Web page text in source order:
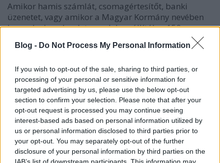
Blog - Do Not Process My Personal Information
If you wish to opt-out of the sale, sharing to third parties, or
processing of your personal or sensitive information for
targeted advertising by us, please use the below opt-out
section to confirm your selection. Please note that after your
opt-out request is processed you may continue seeing
interest-based ads based on personal information utilized by
us or personal information disclosed to third parties prior to
your opt-out. You may separately opt-out of the further
disclosure of your personal information by third parties on the
IAB’s list of downstream participants. This information may
Amikor hamis számlát, csomagértesítőt, banki
üzenetet, vagy amikor a Magyar Kormány nevében
kapunk olyan levelet, amelyben állítólag 150 ezer
forint kártérítéshez juthatunk a koronavírus miatt,
minden ilyen átveréskor visszaélnek valamilyen cég,